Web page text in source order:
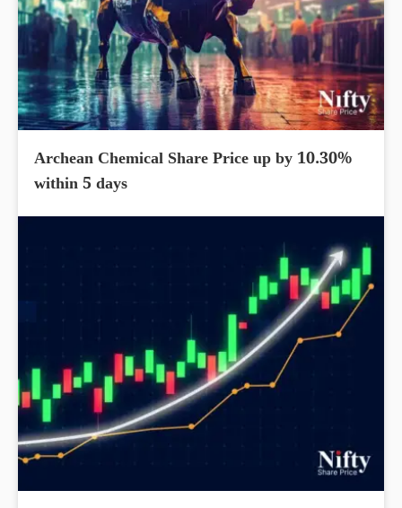
Archean Chemical Share Price up by 10.30%
within 5 days